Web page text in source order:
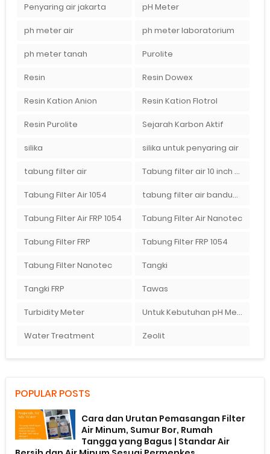
Penyaring air jakarta pH Meter
ph meter air ph meter laboratorium
ph meter tanah Purolite
Resin Resin Dowex
Resin Kation Anion Resin Kation Flotrol
Resin Purolite Sejarah Karbon Aktif
silika silika untuk penyaring air
tabung filter air Tabung filter air 10 inch Agen tabung filter nanotec di bandung"
Tabung Filter Air 1054 tabung filter air bandung
Tabung Filter Air FRP 1054 Tabung Filter Air Nanotec
Tabung Filter FRP Tabung Filter FRP 1054
Tabung Filter Nanotec Tangki
Tangki FRP Tawas
Turbidity Meter Untuk Kebutuhan pH Meter Murah Hanya Di Ady Water
Water Treatment Zeolit
POPULAR POSTS
Cara dan Urutan Pemasangan Filter
Air Minum, Sumur Bor, Rumah
Tangga yang Bagus | Standar Air